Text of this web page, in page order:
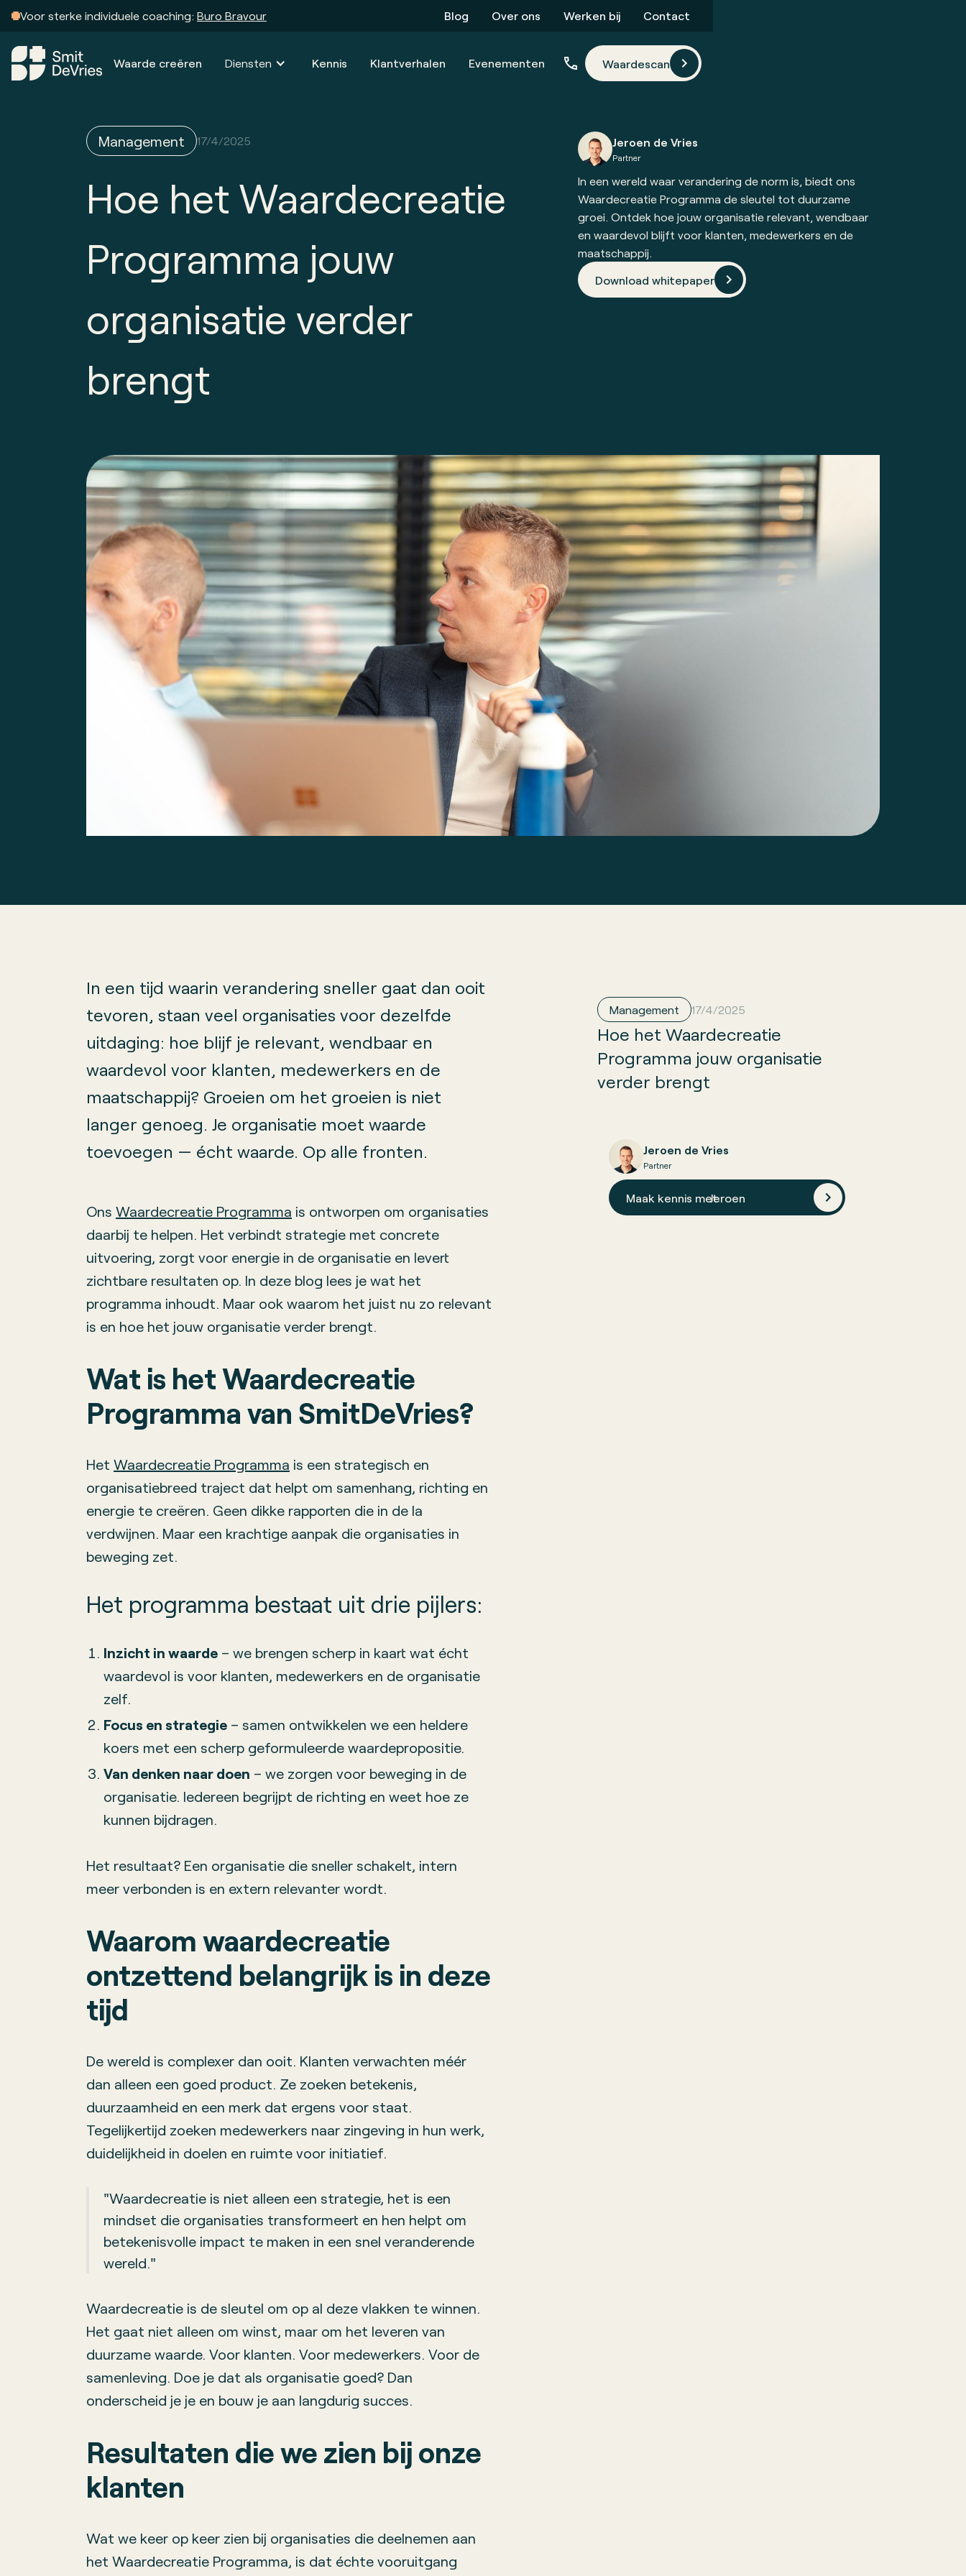
Voor sterke individuele coaching: Buro Bravour Blog Over ons Werken bij Contact
Waarde creëren Diensten Kennis Klantverhalen Evenementen Waardescan
Management 17/4/2025
Hoe het Waardecreatie
Programma jouw
organisatie verder
brengt
Jeroen de Vries
Partner
In een wereld waar verandering de norm is, biedt ons
Waardecreatie Programma de sleutel tot duurzame
groei. Ontdek hoe jouw organisatie relevant, wendbaar
en waardevol blijft voor klanten, medewerkers en de
maatschappij.
Download whitepaper
In een tijd waarin verandering sneller gaat dan ooit
tevoren, staan veel organisaties voor dezelfde
uitdaging: hoe blijf je relevant, wendbaar en
waardevol voor klanten, medewerkers en de
maatschappij? Groeien om het groeien is niet
langer genoeg. Je organisatie moet waarde
toevoegen — écht waarde. Op alle fronten.
Ons Waardecreatie Programma is ontworpen om organisaties
daarbij te helpen. Het verbindt strategie met concrete
uitvoering, zorgt voor energie in de organisatie en levert
zichtbare resultaten op. In deze blog lees je wat het
programma inhoudt. Maar ook waarom het juist nu zo relevant
is en hoe het jouw organisatie verder brengt.
Wat is het Waardecreatie
Programma van SmitDeVries?
Het Waardecreatie Programma is een strategisch en
organisatiebreed traject dat helpt om samenhang, richting en
energie te creëren. Geen dikke rapporten die in de la
verdwijnen. Maar een krachtige aanpak die organisaties in
beweging zet.
Het programma bestaat uit drie pijlers:
Inzicht in waarde – we brengen scherp in kaart wat écht
waardevol is voor klanten, medewerkers en de organisatie
zelf.
Focus en strategie – samen ontwikkelen we een heldere
koers met een scherp geformuleerde waardepropositie.
Van denken naar doen – we zorgen voor beweging in de
organisatie. Iedereen begrijpt de richting en weet hoe ze
kunnen bijdragen.
Het resultaat? Een organisatie die sneller schakelt, intern
meer verbonden is en extern relevanter wordt.
Waarom waardecreatie
ontzettend belangrijk is in deze
tijd
De wereld is complexer dan ooit. Klanten verwachten méér
dan alleen een goed product. Ze zoeken betekenis,
duurzaamheid en een merk dat ergens voor staat.
Tegelijkertijd zoeken medewerkers naar zingeving in hun werk,
duidelijkheid in doelen en ruimte voor initiatief.
"Waardecreatie is niet alleen een strategie, het is een
mindset die organisaties transformeert en hen helpt om
betekenisvolle impact te maken in een snel veranderende
wereld."
Waardecreatie is de sleutel om op al deze vlakken te winnen.
Het gaat niet alleen om winst, maar om het leveren van
duurzame waarde. Voor klanten. Voor medewerkers. Voor de
samenleving. Doe je dat als organisatie goed? Dan
onderscheid je je en bouw je aan langdurig succes.
Resultaten die we zien bij onze
klanten
Wat we keer op keer zien bij organisaties die deelnemen aan
het Waardecreatie Programma, is dat échte vooruitgang
Management 17/4/2025
Hoe het Waardecreatie
Programma jouw organisatie
verder brengt
Jeroen de Vries
Partner
Maak kennis metJeroen